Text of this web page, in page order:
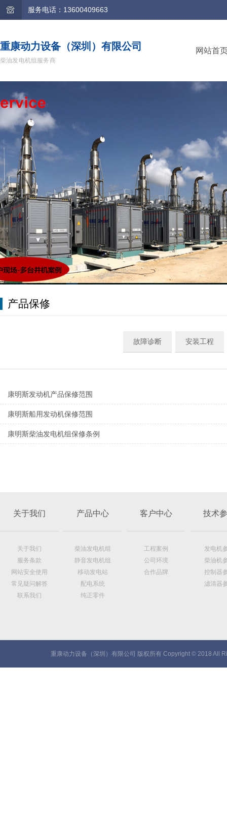
服务电话：13600409663
重康动力设备（深圳）有限公司
柴油发电机组服务商
网站首
产品保修
故障诊断 安装工程
康明斯发动机产品保修范围
康明斯船用发动机保修范围
康明斯柴油发电机组保修条例
关于我们
关于我们
服务条款
网站安全使用
常见疑问解答
联系我们
产品中心
柴油发电机组
静音发电机组
移动发电站
配电系统
纯正零件
客户中心
工程案例
公司环境
合作品牌
技术
发电机
柴油机
控制器
滤清器
重康动力设备（深圳）有限公司 版权所有 Copyright © 2018 All